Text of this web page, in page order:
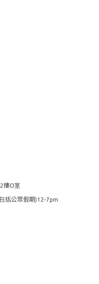
樓O室
括公眾假期)12-7pm